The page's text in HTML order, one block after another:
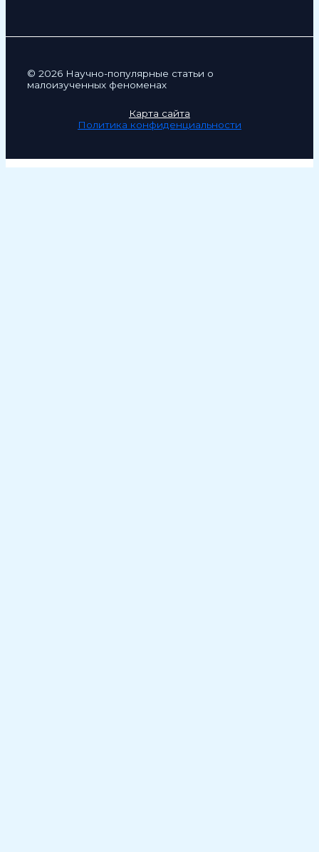
© 2026 Научно-популярные статьи о
малоизученных феноменах
Карта сайта
Политика конфиденциальности